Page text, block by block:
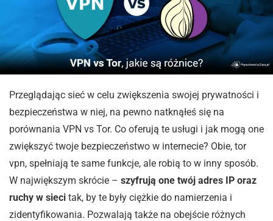
Przeglądając sieć w celu zwiększenia swojej prywatności i
bezpieczeństwa w niej, na pewno natknąłeś się na
porównania VPN vs Tor. Co oferują te usługi i jak mogą one
zwiększyć twoje bezpieczeństwo w internecie? Obie, tor
vpn, spełniają te same funkcje, ale robią to w inny sposób.
W największym skrócie – szyfrują one twój adres IP oraz
ruchy w sieci tak, by te były ciężkie do namierzenia i
zidentyfikowania. Pozwalają także na obejście różnych